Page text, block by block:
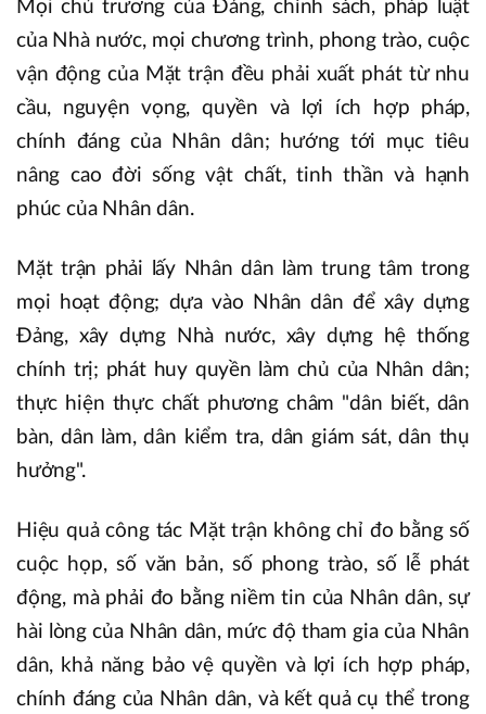
Mọi chủ trương của Đảng, chính sách, pháp luật
của Nhà nước, mọi chương trình, phong trào, cuộc
vận động của Mặt trận đều phải xuất phát từ nhu
cầu, nguyện vọng, quyền và lợi ích hợp pháp,
chính đáng của Nhân dân; hướng tới mục tiêu
nâng cao đời sống vật chất, tinh thần và hạnh
phúc của Nhân dân.
Mặt trận phải lấy Nhân dân làm trung tâm trong
mọi hoạt động; dựa vào Nhân dân để xây dựng
Đảng, xây dựng Nhà nước, xây dựng hệ thống
chính trị; phát huy quyền làm chủ của Nhân dân;
thực hiện thực chất phương châm "dân biết, dân
bàn, dân làm, dân kiểm tra, dân giám sát, dân thụ
hưởng".
Hiệu quả công tác Mặt trận không chỉ đo bằng số
cuộc họp, số văn bản, số phong trào, số lễ phát
động, mà phải đo bằng niềm tin của Nhân dân, sự
hài lòng của Nhân dân, mức độ tham gia của Nhân
dân, khả năng bảo vệ quyền và lợi ích hợp pháp,
chính đáng của Nhân dân, và kết quả cụ thể trong